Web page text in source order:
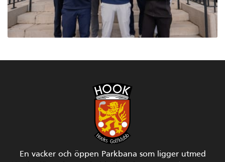
En vacker och öppen Parkbana som ligger utmed